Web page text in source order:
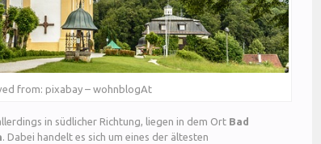
from: pixabay – wohnblogAt
in südlicher Richtung, liegen in dem Ort Bad
. Dabei handelt es sich um eines der ältesten